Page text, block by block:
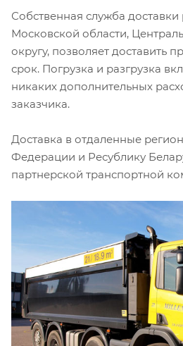
Собственная служба
Московской области,
округу, позволяет доставить
срок. Погрузка и разгрузка
никаких дополнительных
заказчика.
Доставка в отдаленные
Федерации и Ресублику
партнерской транспортной